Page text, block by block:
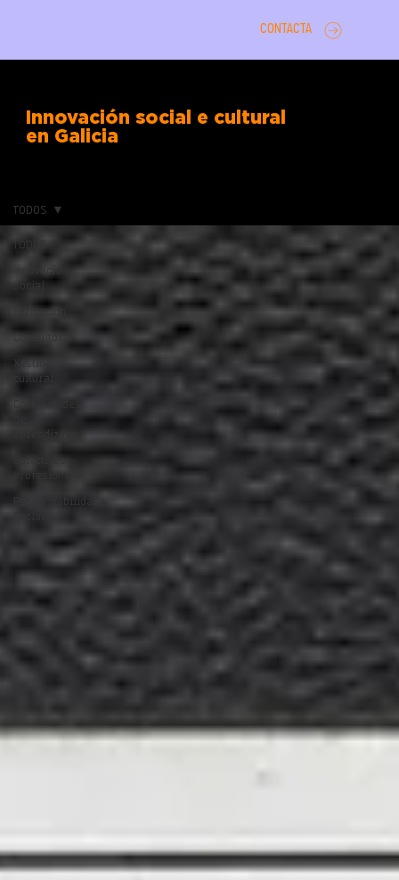
CONTACTA
Innovación social e cultural
en Galicia
TODOS
social
Formación
Consultoría
Xestión
cultural
aprendizaxe
Colectivos
profesionais
Responsabilidade
TODOS